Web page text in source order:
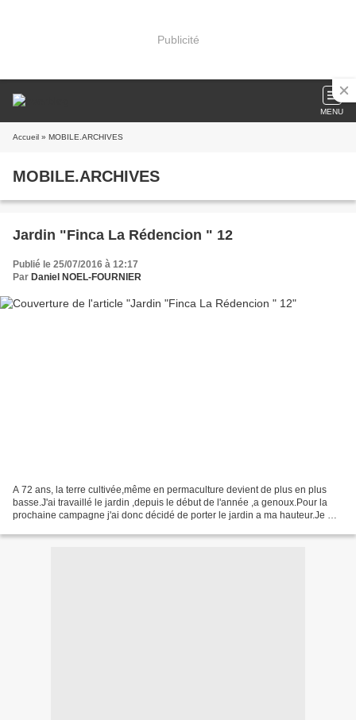
Publicité
MENU
Accueil » MOBILE.ARCHIVES
MOBILE.ARCHIVES
Jardin "Finca La Rédencion " 12
Publié le 25/07/2016 à 12:17
Par Daniel NOEL-FOURNIER
A 72 ans, la terre cultivée,même en permaculture devient de plus en plus
basse.J'ai travaillé le jardin ,depuis le début de l'année ,a genoux.Pour la
prochaine campagne j'ai donc décidé de porter le jardin a ma hauteur.Je me